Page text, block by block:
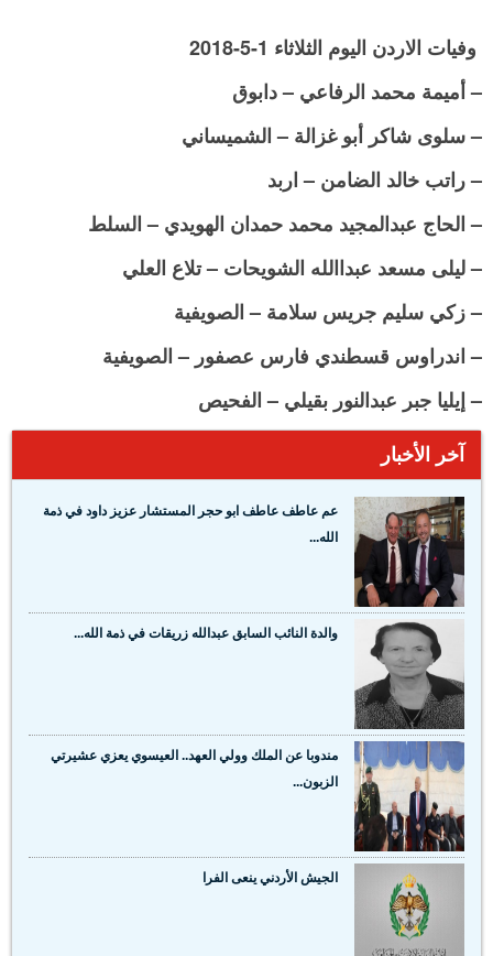
وفيات الاردن اليوم الثلاثاء 1-5-2018
– أميمة محمد الرفاعي – دابوق
– سلوى شاكر أبو غزالة – الشميساني
– راتب خالد الضامن – اربد
– الحاج عبدالمجيد محمد حمدان الهويدي – السلط
– ليلى مسعد عبداالله الشويحات – تلاع العلي
– زكي سليم جريس سلامة – الصويفية
– اندراوس قسطندي فارس عصفور – الصويفية
– إيليا جبر عبدالنور بقيلي – الفحيص
آخر الأخبار
عم عاطف عاطف ابو حجر المستشار عزيز داود في ذمة
الله...
والدة النائب السابق عبدالله زريقات في ذمة الله...
مندوبا عن الملك وولي العهد.. العيسوي يعزي عشيرتي
الزبون...
الجيش الأردني ينعى الفرا